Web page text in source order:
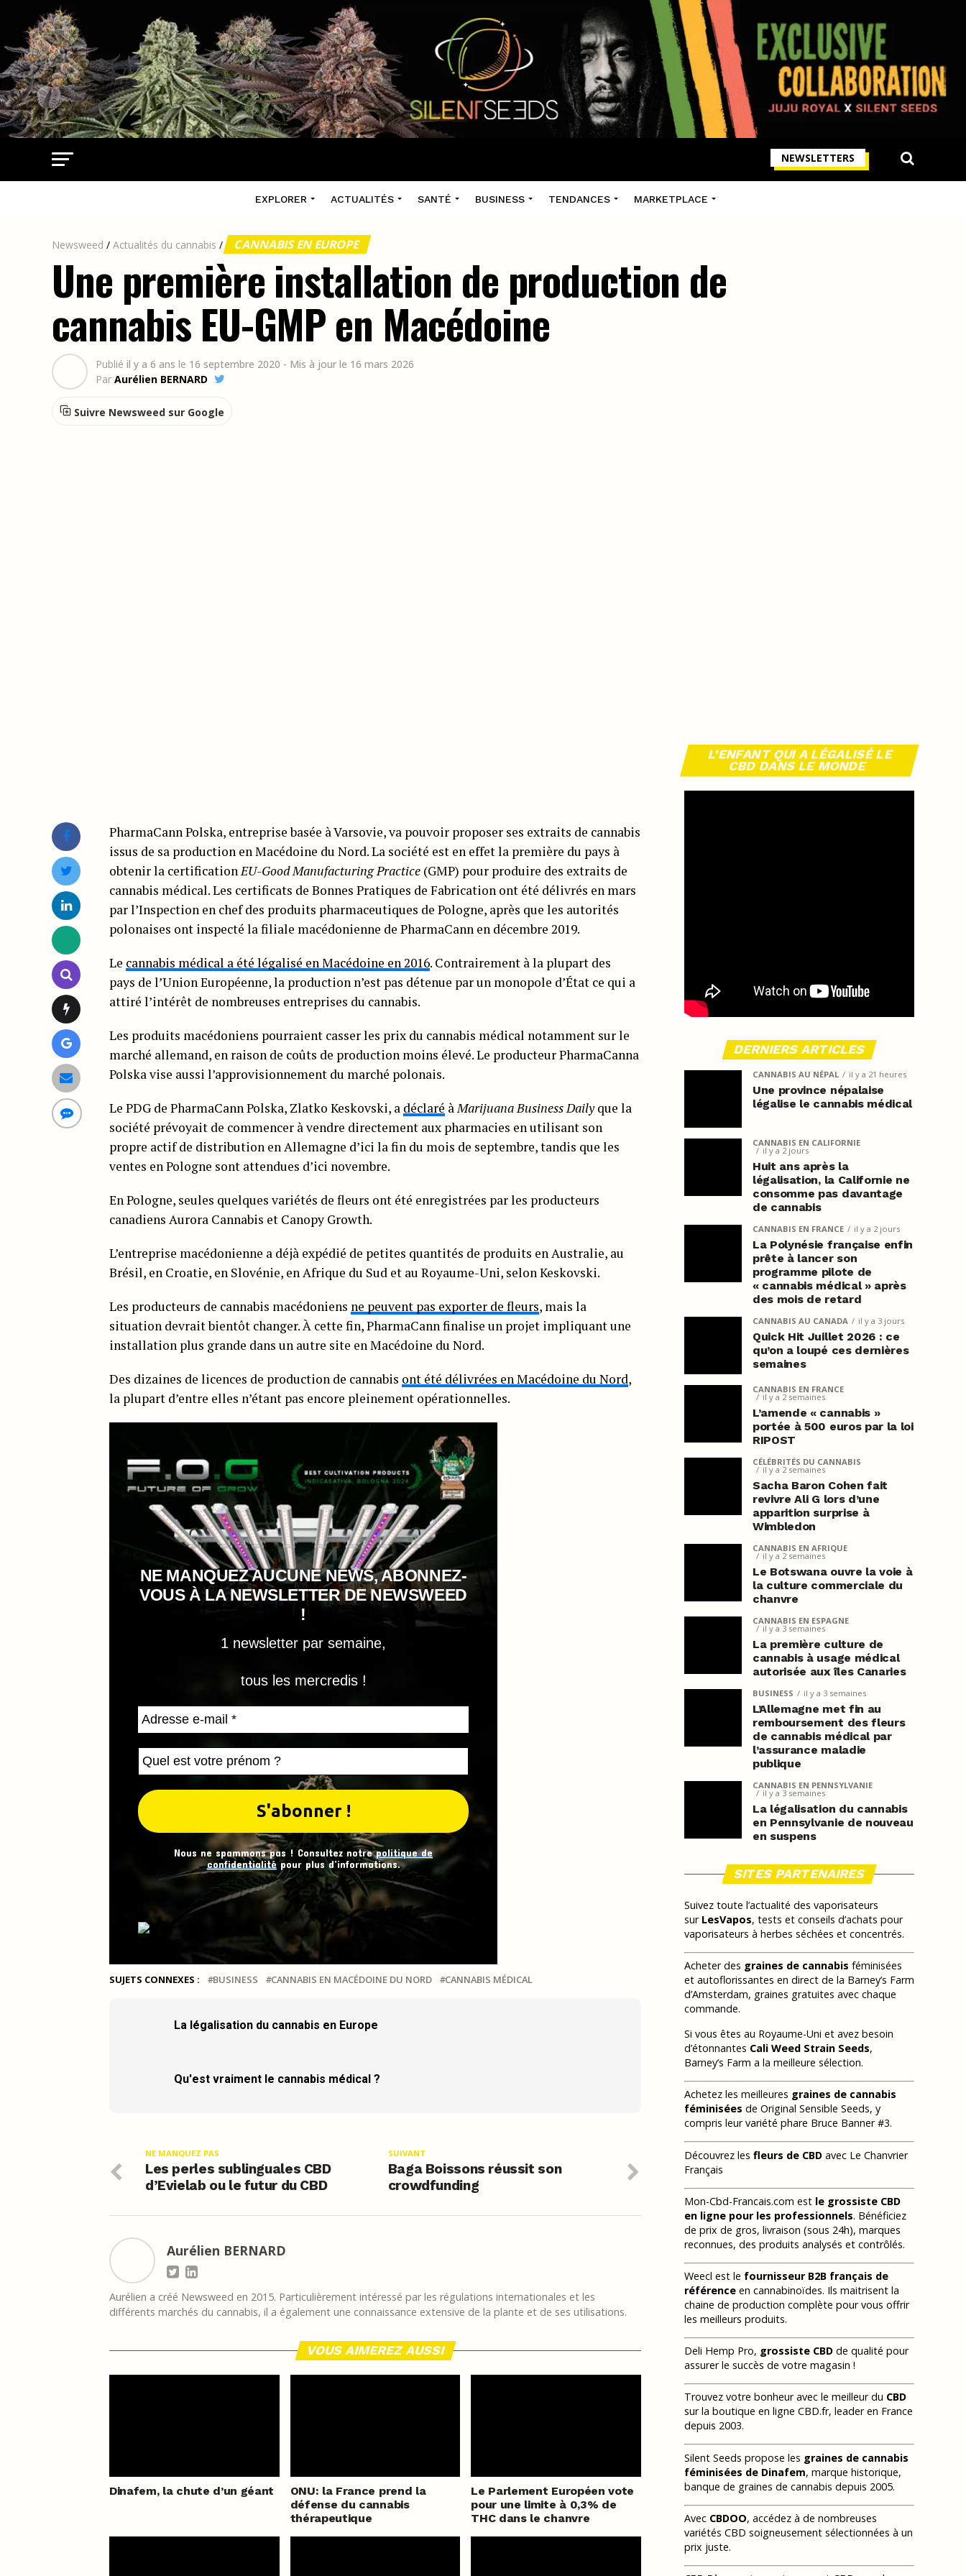
NEWSLETTERS
EXPLORER ACTUALITÉS SANTÉ BUSINESS TENDANCES MARKETPLACE
Newsweed / Actualités du cannabis / CANNABIS EN EUROPE
Une première installation de production de
cannabis EU-GMP en Macédoine
Publié il y a 6 ans le 16 septembre 2020 - Mis à jour le 16 mars 2026
Par Aurélien BERNARD
Suivre Newsweed sur Google
PharmaCann Polska, entreprise basée à Varsovie, va pouvoir proposer ses extraits de cannabis
issus de sa production en Macédoine du Nord. La société est en effet la première du pays à
obtenir la certificationEU-Good Manufacturing Practice (GMP) pour produire des extraits de
cannabis médical. Les certificats de Bonnes Pratiques de Fabrication ont été délivrés en mars
par l’Inspection en chef des produits pharmaceutiques de Pologne, après que les autorités
polonaises ont inspecté la filiale macédonienne de PharmaCann en décembre 2019.
Le cannabis médical a été légalisé en Macédoine en 2016. Contrairement à la plupart des
pays de l’Union Européenne, la production n’est pas détenue par un monopole d’État ce qui a
attiré l’intérêt de nombreuses entreprises du cannabis.
Les produits macédoniens pourraient casser les prix du cannabis médical notamment sur le
marché allemand, en raison de coûts de production moins élevé. Le producteur PharmaCanna
Polska vise aussi l’approvisionnement du marché polonais.
Le PDG de PharmaCann Polska, Zlatko Keskovski, a déclaré àMarijuana Business Dailyque la
société prévoyait de commencer à vendre directement aux pharmacies en utilisant son
propre actif de distribution en Allemagne d’ici la fin du mois de septembre, tandis que les
ventes en Pologne sont attendues d’ici novembre.
En Pologne, seules quelques variétés de fleurs ont été enregistrées par les producteurs
canadiens Aurora Cannabis et Canopy Growth.
L’entreprise macédonienne a déjà expédié de petites quantités de produits en Australie, au
Brésil, en Croatie, en Slovénie, en Afrique du Sud et au Royaume-Uni, selon Keskovski.
Les producteurs de cannabis macédoniens ne peuvent pas exporter de fleurs, mais la
situation devrait bientôt changer. À cette fin, PharmaCann finalise un projet impliquant une
installation plus grande dans un autre site en Macédoine du Nord.
Des dizaines de licences de production de cannabis ont été délivrées en Macédoine du Nord,
la plupart d’entre elles n’étant pas encore pleinement opérationnelles.
NE MANQUEZ AUCUNE NEWS, ABONNEZ-
VOUS À LA NEWSLETTER DE NEWSWEED
!
1 newsletter par semaine,
tous les mercredis !
Nous ne spammons pas ! Consultez notrepolitique de
confidentialitépour plus d’informations.
SUJETS CONNEXES : BUSINESS CANNABIS EN MACÉDOINE DU NORD CANNABIS MÉDICAL
La légalisation du cannabis en Europe
Qu'est vraiment le cannabis médical ?
SUIVANT
Baga Boissons réussit son
crowdfunding
NE MANQUEZ PAS
Les perles sublinguales CBD
d’Evielab ou le futur du CBD
Aurélien BERNARD
Aurélien a créé Newsweed en 2015. Particulièrement intéressé par les régulations internationales et les
différents marchés du cannabis, il a également une connaissance extensive de la plante et de ses utilisations.
VOUS AIMEREZ AUSSI
Dinafem, la chute d’un géant
ONU: la France prend la
défense du cannabis
thérapeutique
Le Parlement Européen vote
pour une limite à 0,3% de
THC dans le chanvre
L’ENFANT QUI A LÉGALISÉ LE
CBD DANS LE MONDE
DERNIERS ARTICLES
CANNABIS AU NÉPAL il y a 21 heures
Une province népalaise
légalise le cannabis médical
CANNABIS EN CALIFORNIE
il y a 2 jours
Huit ans après la
légalisation, la Californie ne
consomme pas davantage
de cannabis
CANNABIS EN FRANCE il y a 2 jours
La Polynésie française enfin
prête à lancer son
programme pilote de
« cannabis médical » après
des mois de retard
CANNABIS AU CANADA il y a 3 jours
Quick Hit Juillet 2026 : ce
qu’on a loupé ces dernières
semaines
CANNABIS EN FRANCE
il y a 2 semaines
L’amende « cannabis »
portée à 500 euros par la loi
RIPOST
CÉLÉBRITÉS DU CANNABIS
il y a 2 semaines
Sacha Baron Cohen fait
revivre Ali G lors d’une
apparition surprise à
Wimbledon
CANNABIS EN AFRIQUE
il y a 2 semaines
Le Botswana ouvre la voie à
la culture commerciale du
chanvre
CANNABIS EN ESPAGNE
il y a 3 semaines
La première culture de
cannabis à usage médical
autorisée aux îles Canaries
BUSINESS il y a 3 semaines
L’Allemagne met fin au
remboursement des fleurs
de cannabis médical par
l’assurance maladie
publique
CANNABIS EN PENNSYLVANIE
il y a 3 semaines
La légalisation du cannabis
en Pennsylvanie de nouveau
en suspens
SITES PARTENAIRES
Suivez toute l’actualité des vaporisateurs
sur LesVapos, tests et conseils d’achats pour
vaporisateurs à herbes séchées et concentrés.
Acheter des graines de cannabis féminisées
et autoflorissantes en direct de la Barney’s Farm
d’Amsterdam, graines gratuites avec chaque
commande.
Si vous êtes au Royaume-Uni et avez besoin
d’étonnantes Cali Weed Strain Seeds,
Barney’s Farm a la meilleure sélection.
Achetez les meilleures graines de cannabis
féminisées de Original Sensible Seeds, y
compris leur variété phare Bruce Banner #3.
Découvrez les fleurs de CBD avec Le Chanvrier
Français
Mon-Cbd-Francais.com est le grossiste CBD
en ligne pour les professionnels. Bénéficiez
de prix de gros, livraison (sous 24h), marques
reconnues, des produits analysés et contrôlés.
Weecl est le fournisseur B2B français de
référence en cannabinoïdes. Ils maitrisent la
chaine de production complète pour vous offrir
les meilleurs produits.
Deli Hemp Pro, grossiste CBD de qualité pour
assurer le succès de votre magasin !
Trouvez votre bonheur avec le meilleur du CBD
sur la boutique en ligne CBD.fr, leader en France
depuis 2003.
Silent Seeds propose les graines de cannabis
féminisées de Dinafem, marque historique,
banque de graines de cannabis depuis 2005.
Avec CBDOO, accédez à de nombreuses
variétés CBD soigneusement sélectionnées à un
prix juste.